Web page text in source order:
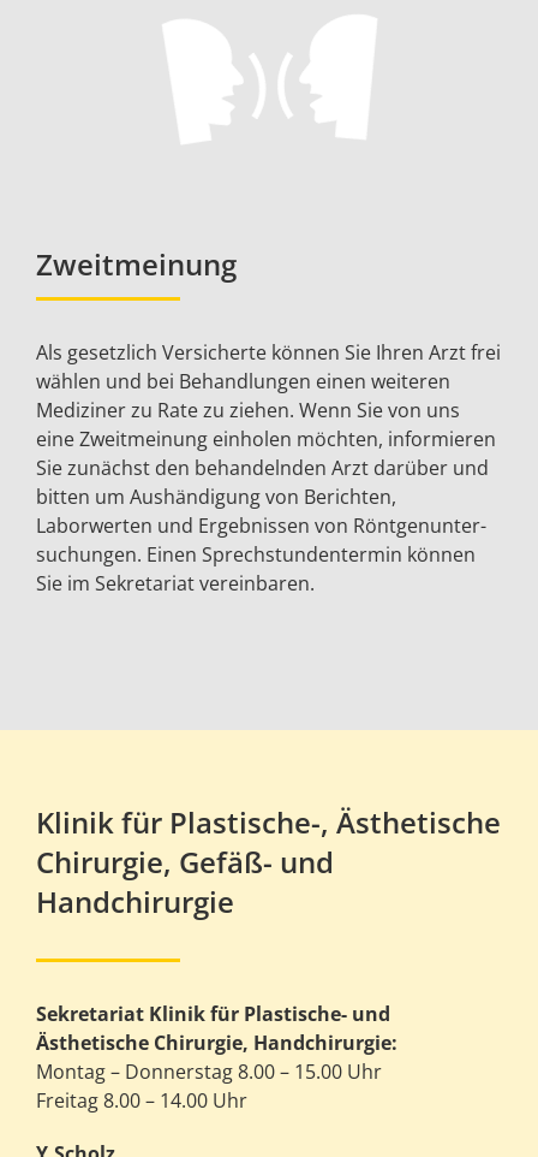
Zweitmeinung
Als gesetzlich Versicherte können Sie Ihren Arzt frei
wählen und bei Behandlungen einen weiteren
Mediziner zu Rate zu ziehen. Wenn Sie von uns
eine Zweitmeinung einholen möchten, informieren
Sie zunächst den behandelnden Arzt darüber und
bitten um Aushändigung von Berichten,
Laborwerten und Ergebnissen von Röntgenunter­
suchungen. Einen Sprechstunden­termin können
Sie im Sekretariat vereinbaren.
Klinik für Plastische-, Ästhetische
Chirurgie, Gefäß- und
Handchirurgie
Sekretariat Klinik für Plastische- und
Ästhetische Chirurgie, Handchirurgie:
Montag – Donnerstag 8.00 – 15.00 Uhr
Freitag 8.00 – 14.00 Uhr